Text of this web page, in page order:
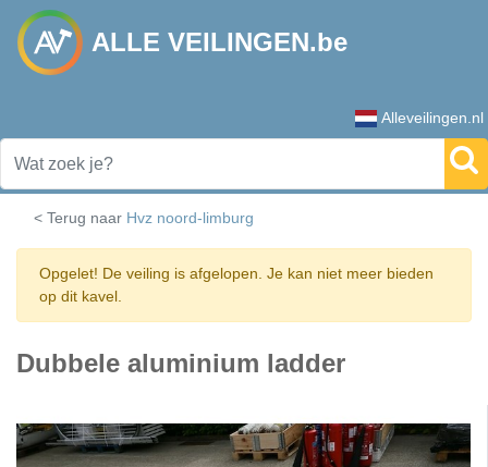
ALLE VEILINGEN.be
Alleveilingen.nl
< Terug naar Hvz noord-limburg
Opgelet! De veiling is afgelopen. Je kan niet meer bieden
op dit kavel.
Dubbele aluminium ladder